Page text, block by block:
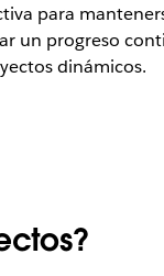
para
un progreso
dinámicos.